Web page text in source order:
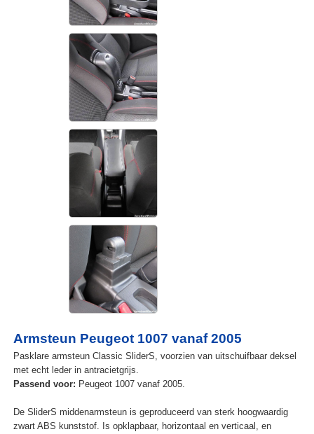
Armsteun Peugeot 1007 vanaf 2005
Pasklare armsteun Classic SliderS, voorzien van uitschuifbaar deksel
met echt leder in antracietgrijs.
Passend voor: Peugeot 1007 vanaf 2005.
De SliderS middenarmsteun is geproduceerd van sterk hoogwaardig
zwart ABS kunststof. Is opklapbaar, horizontaal en verticaal, en